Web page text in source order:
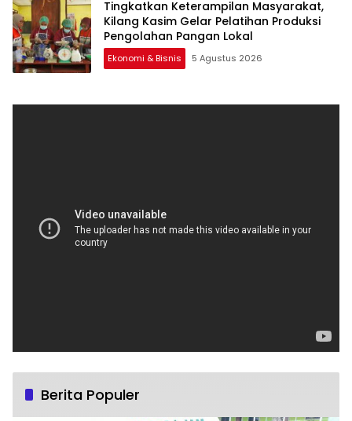
Tingkatkan Keterampilan Masyarakat,
Kilang Kasim Gelar Pelatihan Produksi
Pengolahan Pangan Lokal
Ekonomi & Bisnis 5 Agustus 2026
Berita Populer